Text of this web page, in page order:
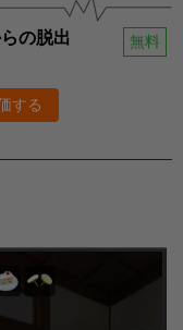
の脱出 無料
する